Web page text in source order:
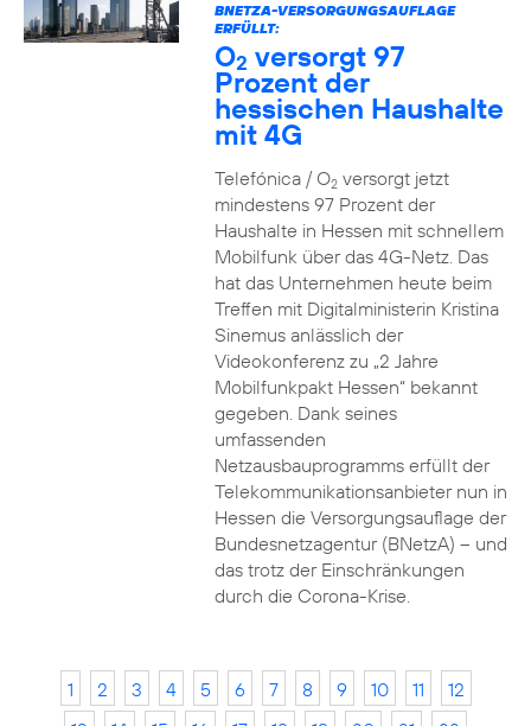
BNETZA-VERSORGUNGSAUFLAGE
ERFÜLLT:
O2 versorgt 97
Prozent der
hessischen Haushalte
mit 4G
Telefónica / O2versorgt jetzt
mindestens 97 Prozent der
Haushalte in Hessen mit schnellem
Mobilfunk über das 4G-Netz. Das
hat das Unternehmen heute beim
Treffen mit Digitalministerin Kristina
Sinemus anlässlich der
Videokonferenz zu „2 Jahre
Mobilfunkpakt Hessen“ bekannt
gegeben. Dank seines
umfassenden
Netzausbauprogramms erfüllt der
Telekommunikationsanbieter nun in
Hessen die Versorgungsauflage der
Bundesnetzagentur (BNetzA) – und
das trotz der Einschränkungen
durch die Corona-Krise.
1 2 3 4 5 6 7 8 9 10 11
12